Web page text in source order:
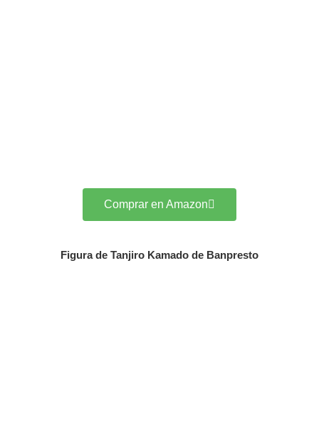
Comprar en Amazon
Figura de Tanjiro Kamado de Banpresto